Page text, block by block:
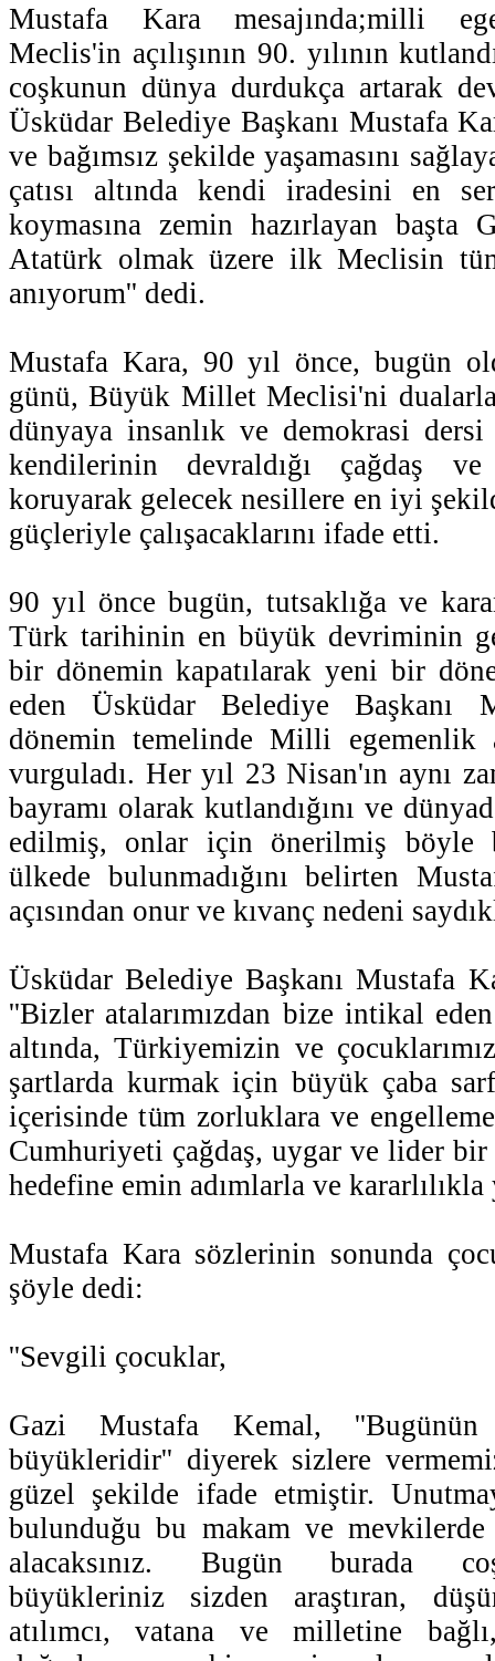
Mustafa Kara mesajında;milli
Meclis'in açılışının 90. yılının
coşkunun dünya durdukça artarak
Üsküdar Belediye Başkanı Mustafa
ve bağımsız şekilde yaşamasını
çatısı altında kendi iradesini en
koymasına zemin hazırlayan başta
Atatürk olmak üzere ilk Meclisin
anıyorum'' dedi.
Mustafa Kara, 90 yıl önce, bugün
günü, Büyük Millet Meclisi'ni dualarla
dünyaya insanlık ve demokrasi
kendilerinin devraldığı çağdaş
koruyarak gelecek nesillere en iyi
güçleriyle çalışacaklarını ifade etti.
90 yıl önce bugün, tutsaklığa ve
Türk tarihinin en büyük devriminin
bir dönemin kapatılarak yeni bir
eden Üsküdar Belediye Başkanı
dönemin temelinde Milli egemenlik
vurguladı. Her yıl 23 Nisan'ın aynı
bayramı olarak kutlandığını ve
edilmiş, onlar için önerilmiş böyle
ülkede bulunmadığını belirten
açısından onur ve kıvanç nedeni
Üsküdar Belediye Başkanı Mustafa
''Bizler atalarımızdan bize intikal
altında, Türkiyemizin ve
şartlarda kurmak için büyük çaba
içerisinde tüm zorluklara ve
Cumhuriyeti çağdaş, uygar ve lider
hedefine emin adımlarla ve
Mustafa Kara sözlerinin sonunda
şöyle dedi:
''Sevgili çocuklar,
Gazi Mustafa Kemal, ''Bugünün
büyükleridir'' diyerek sizlere
güzel şekilde ifade etmiştir.
bulunduğu bu makam ve
alacaksınız. Bugün burada
büyükleriniz sizden araştıran,
atılımcı, vatana ve milletine